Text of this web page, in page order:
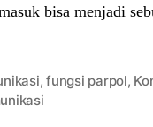
bisa menjadi
,fungsi parpol,